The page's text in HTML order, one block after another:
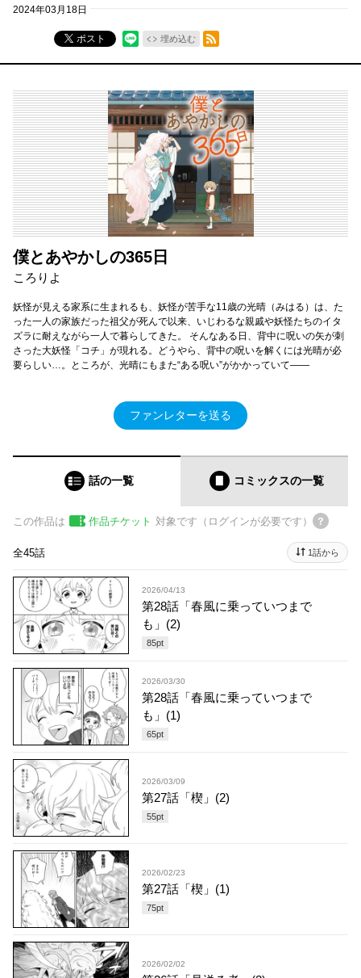
2024年03月18日
ポスト 埋め込む
RSSフィード
僕とあやかしの365日
ころりよ
妖怪が見える家系に生まれるも、妖怪が苦手な11歳の光晴（みはる）は、た
った一人の家族だった祖父が死んで以来、いじわるな親戚や妖怪たちのイタ
ズラに耐えながら一人で暮らしてきた。 そんなある日、背中に呪いの矢が刺
さった大妖怪「コチ」が現れる。どうやら、背中の呪いを解くには光晴が必
要らしい…。ところが、光晴にもまた“ある呪い”がかかっていて――
ファンレターを送る
話の一覧 コミックスの一覧
この作品は 作品チケット 対象です（ログインが必要です）
全45話 1話から
2026/04/13
第28話「春風に乗っていつまで
も」(2)
85pt
2026/03/30
第28話「春風に乗っていつまで
も」(1)
65pt
2026/03/09
第27話「楔」(2)
55pt
2026/02/23
第27話「楔」(1)
75pt
2026/02/02